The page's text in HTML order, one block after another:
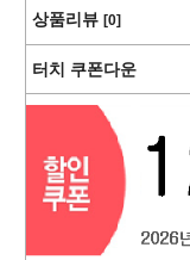
상품리뷰 [0]
터치 쿠폰다운